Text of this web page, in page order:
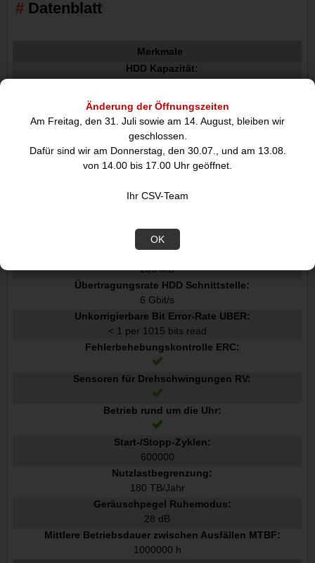
Änderung der Öffnungszeiten
Am Freitag, den 31. Juli sowie am 14. August, bleiben wir
geschlossen.
Dafür sind wir am Donnerstag, den 30.07., und am 13.08.
von 14.00 bis 17.00 Uhr geöffnet.
Ihr CSV-Team
OK
Datenblatt
Merkmale
HDD Kapazität:
HDD Geschwindigkeit:
HDD Größe:
Schnittstelle:
Typ:
PC
256 MB
Übertragungsrate HDD Schnittstelle:
6 Gbit/s
Unkorrigierbare Bit Error-Rate UBER:
< 1 per 1015 bits read
Fehlerbehebungskontrolle ERC:
Sensoren für Drehschwingungen RV:
Betrieb rund um die Uhr:
Start-/Stopp-Zyklen:
600000
Nutzlastbegrenzung:
180 TB/Jahr
Geräuschpegel Ruhemodus:
28 dB
Mittlere Betriebsdauer zwischen Ausfällen MTBF:
1000000 h